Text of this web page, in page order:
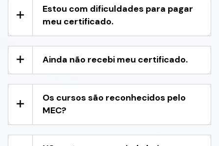
Estou com dificuldades para pagar
meu certificado.
Ainda não recebi meu certificado.
Os cursos são reconhecidos pelo
MEC?